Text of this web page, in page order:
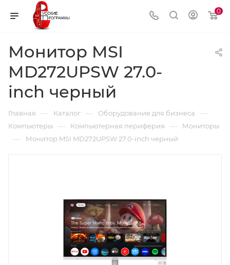
0
Монитор MSI
MD272UPSW 27.0-
inch черный
Главная — Каталог — Оборудование для бизнеса —
Компьютеры — Компьютерная периферия — Мониторы
— Монитор MSI MD272UPSW 27.0-inch черный